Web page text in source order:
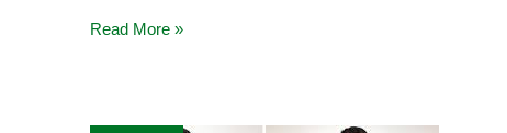
E-
Read More »